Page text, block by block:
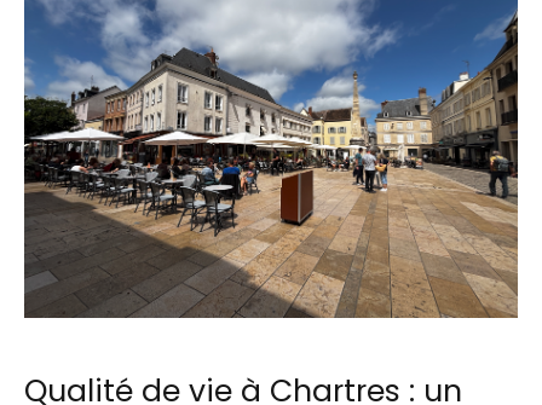
Qualité de vie à Chartres : un